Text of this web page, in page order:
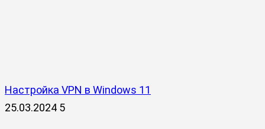
Настройка VPN в Windows 11
25.03.2024 5